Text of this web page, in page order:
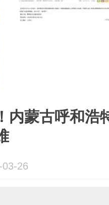
内蒙古呼和浩
26